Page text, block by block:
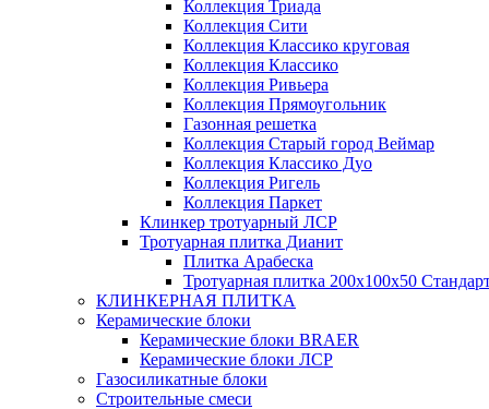
Коллекция Триада
Коллекция Сити
Коллекция Классико круговая
Коллекция Классико
Коллекция Ривьера
Коллекция Прямоугольник
Газонная решетка
Коллекция Старый город Веймар
Коллекция Классико Дуо
Коллекция Ригель
Коллекция Паркет
Клинкер тротуарный ЛСР
Тротуарная плитка Дианит
Плитка Арабеска
Тротуарная плитка 200х100х50
КЛИНКЕРНАЯ ПЛИТКА
Керамические блоки
Керамические блоки BRAER
Керамические блоки ЛСР
Газосиликатные блоки
Строительные смеси